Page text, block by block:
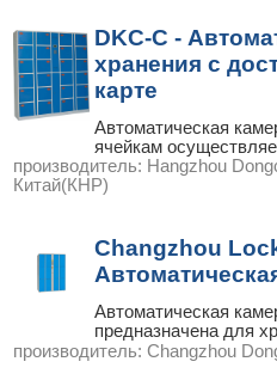
DKC-C -
хранения с
карте
Автоматическая
ячейкам
производитель: Hangzhou
Китай(КНР)
Changzhou
Автоматическая
предназначена для
производитель: Changzhou